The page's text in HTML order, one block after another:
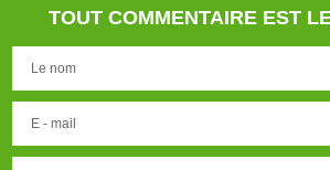
TOUT COMMENTAIRE EST